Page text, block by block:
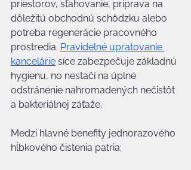
priestorov, sťahovanie, príprava na
dôležitú obchodnú schôdzku alebo
potreba regenerácie pracovného
prostredia. Pravidelné upratovanie
kancelárie síce zabezpečuje základnú
hygienu, no nestačí na úplné
odstránenie nahromadených nečistôt
a bakteriálnej záťaže.
Medzi hlavné benefity jednorazového
hĺbkového čistenia patria: